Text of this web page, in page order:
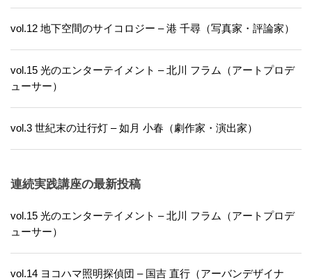
vol.12 地下空間のサイコロジー – 港 千尋（写真家・評論家）
vol.15 光のエンターテイメント – 北川 フラム（アートプロデ
ューサー）
vol.3 世紀末の辻行灯 – 如月 小春（劇作家・演出家）
連続実践講座の最新投稿
vol.15 光のエンターテイメント – 北川 フラム（アートプロデ
ューサー）
vol.14 ヨコハマ照明探偵団 – 国吉 直行（アーバンデザイナ